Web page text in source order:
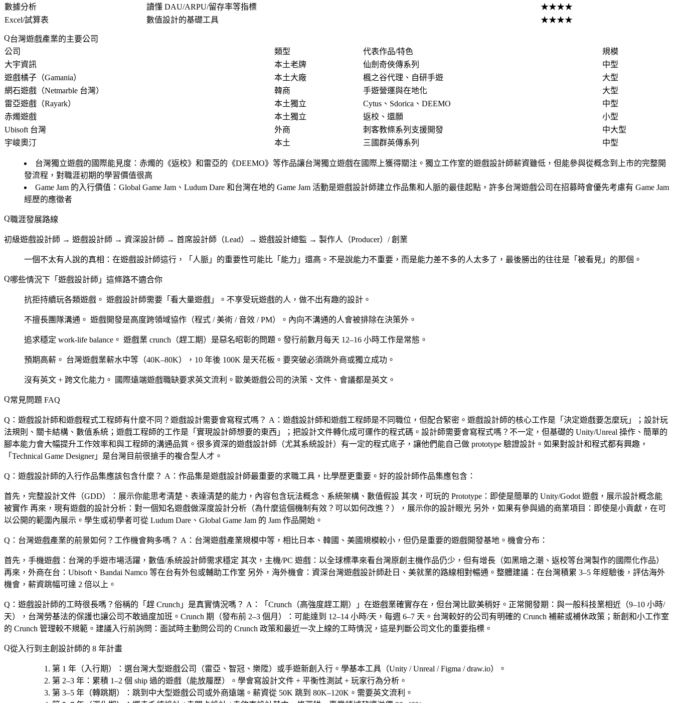
數據分析
讀懂 DAU/ARPU/留存率等指標
★★★★
Excel/試算表
數值設計的基礎工具 ★★★★
台灣遊戲產業的主要公司
公司
類型 代表作品/特色
規模
大宇資訊
本土老牌 仙劍奇俠傳系列
中型
遊戲橘子（Gamania）
本土大廠 楓之谷代理、自研手遊
大型
網石遊戲（Netmarble 台灣）
韓商 手遊營運與在地化
大型
雷亞遊戲（Rayark）
本土獨立 Cytus、Sdorica、DEEMO
中型
赤燭遊戲
本土獨立 返校、還願
小型
Ubisoft 台灣
外商 刺客教條系列支援開發
中大型
宇峻奧汀
本土 三國群英傳系列 中型
台灣獨立遊戲的國際能見度 ：赤燭的《返校》和雷亞的《DEEMO》等作品讓台灣獨立遊戲在國際上獲得關注。獨立工作室的遊戲設計師薪資雖低，但能參與從概念到上市的完整開
發流程，對職涯初期的學習價值很高
Game Jam 的入行價值 ：Global Game Jam、Ludum Dare 和台灣在地的 Game Jam 活動是遊戲設計師建立作品集和人脈的最佳起點，許多台灣遊戲公司在招募時會優先考慮有 Game Jam
經歷的應徵者
職涯發展路線
初級遊戲設計師 → 遊戲設計師 → 資深設計師 → 首席設計師（Lead）→ 遊戲設計總監 → 製作人（Producer）/ 創業
一個不太有人說的真相：在遊戲設計師這行，「人脈」的重要性可能比「能力」還高。不是說能力不重要，而是能力差不多的人太多了，最後勝出的往往是「被看見」的那個。
哪些情況下「遊戲設計師」這條路不適合你
抗拒持續玩各類遊戲。 遊戲設計師需要「看大量遊戲」。不享受玩遊戲的人，做不出有趣的設計。
不擅長團隊溝通。 遊戲開發是高度跨領域協作（程式 / 美術 / 音效 / PM）。內向不溝通的人會被排除在決策外。
追求穩定 work-life balance。 遊戲業 crunch（趕工期）是惡名昭彰的問題。發行前數月每天 12–16 小時工作是常態。
預期高薪。 台灣遊戲業薪水中等（40K–80K），10 年後 100K 是天花板。要突破必須跳外商或獨立成功。
沒有英文 + 跨文化能力。 國際遠端遊戲職缺要求英文流利。歐美遊戲公司的決策、文件、會議都是英文。
常見問題 FAQ
Q：遊戲設計師和遊戲程式工程師有什麼不同？遊戲設計需要會寫程式嗎？ A：遊戲設計師和遊戲工程師是不同職位，但配合緊密。遊戲設計師的核心工作是「決定遊戲要怎麼玩」；設計玩
法規則、關卡結構、數值系統；遊戲工程師的工作是「實現設計師想要的東西」；把設計文件轉化成可運作的程式碼。設計師需要會寫程式嗎？不一定，但基礎的 Unity/Unreal 操作、簡單的
腳本能力會大幅提升工作效率和與工程師的溝通品質。很多資深的遊戲設計師（尤其系統設計）有一定的程式底子，讓他們能自己做 prototype 驗證設計。如果對設計和程式都有興趣，
「Technical Game Designer」是台灣目前很搶手的複合型人才。
Q：遊戲設計師的入行作品集應該包含什麼？ A：作品集是遊戲設計師最重要的求職工具，比學歷更重要。好的設計師作品集應包含：
首先， 完整設計文件（GDD） ：展示你能思考清楚、表達清楚的能力，內容包含玩法概念、系統架構、數值假設 其次， 可玩的 Prototype ：即使是簡單的 Unity/Godot 遊戲，展示設計概念能
被實作 再來， 現有遊戲的設計分析 ：對一個知名遊戲做深度設計分析（為什麼這個機制有效？可以如何改進？），展示你的設計眼光 另外， 如果有參與過的商業項目 ：即使是小貢獻，在可
以公開的範圍內展示。學生或初學者可從 Ludum Dare、Global Game Jam 的 Jam 作品開始。
Q：台灣遊戲產業的前景如何？工作機會夠多嗎？ A：台灣遊戲產業規模中等，相比日本、韓國、美國規模較小，但仍是重要的遊戲開發基地。機會分布：
首先， 手機遊戲 ：台灣的手遊市場活躍，數值/系統設計師需求穩定 其次， 主機/PC 遊戲 ：以全球標準來看台灣原創主機作品仍少，但有增長（如黑暗之潮、返校等台灣製作的國際化作品）
再來， 外商在台 ：Ubisoft、Bandai Namco 等在台有外包或輔助工作室 另外， 海外機會 ：資深台灣遊戲設計師赴日、美就業的路線相對暢通。整體建議：在台灣積累 3–5 年經驗後，評估海外
機會，薪資跳幅可達 2 倍以上。
Q：遊戲設計師的工時很長嗎？俗稱的「趕 Crunch」是真實情況嗎？ A：「Crunch（高強度趕工期）」在遊戲業確實存在，但台灣比歐美稍好。正常開發期：與一般科技業相近（9–10 小時/
天），台灣勞基法的保護也讓公司不敢過度加班。Crunch 期（發布前 2–3 個月）：可能達到 12–14 小時/天，每週 6–7 天。台灣較好的公司有明確的 Crunch 補薪或補休政策；新創和小工作室
的 Crunch 管理較不規範。建議入行前詢問：面試時主動問公司的 Crunch 政策和最近一次上線的工時情況，這是判斷公司文化的重要指標。
從入行到主創設計師的 8 年計畫
第 1 年（入行期） ：選台灣大型遊戲公司（雷亞、智冠、樂陞）或手遊新創 入行。學基本工具（Unity / Unreal / Figma / draw.io）。
第 2–3 年 ：累積 1–2 個 ship 過的遊戲（能放履歷）。學會寫設計文件 + 平衡性測試 + 玩家行為分析。
第 3–5 年（轉跳期）
：跳到中大型遊戲公司或外商遠端。薪資從 50K 跳到 80K–120K。需要英文流利。